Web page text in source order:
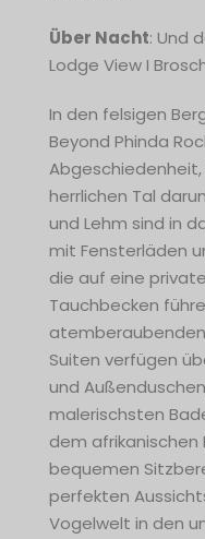
Über Nacht: Und
Lodge View I
In den felsigen
Beyond Phinda
herrlichen Tal
und Lehm sind in
mit Fensterläden
die auf eine
Tauchbecken
Suiten verfügen
und
malerischsten
dem
bequemen
perfekten
Vogelwelt in den